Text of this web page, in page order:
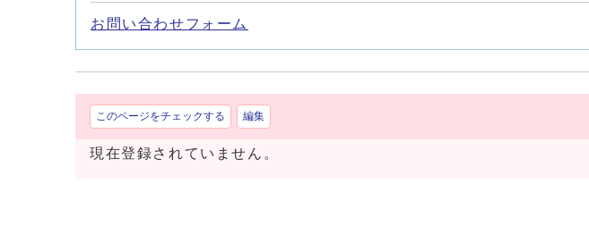
お問い合わせフォーム
このページをチェックする 編集
現在登録されていません。